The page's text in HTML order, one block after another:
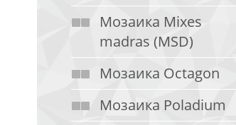
Мозаика Mixes
madras (MSD)
Мозаика Octagon
Мозаика Poladium